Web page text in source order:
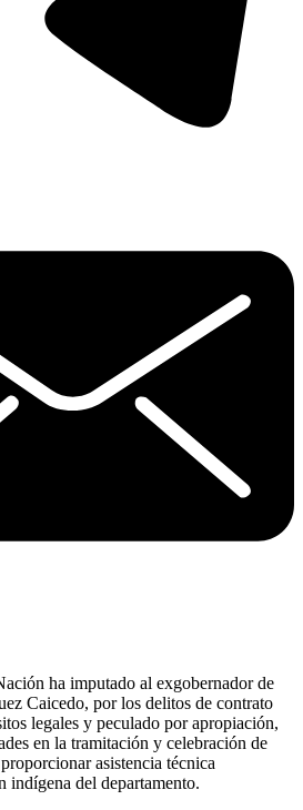
ha imputado al exgobernador de
Caicedo, por los delitos de contrato
legales y peculado por apropiación,
en la tramitación y celebración de
asistencia técnica
indígena del departamento.